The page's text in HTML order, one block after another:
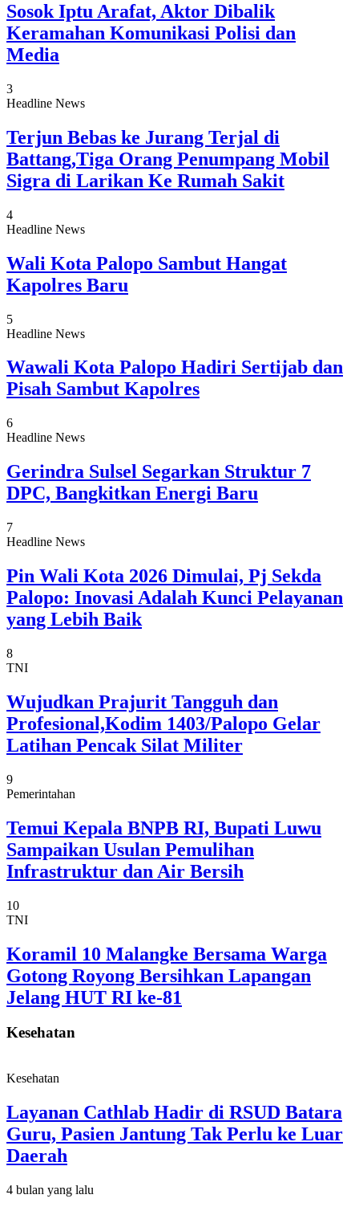
Sosok Iptu Arafat, Aktor Dibalik
Keramahan Komunikasi Polisi dan
Media
3
Headline News
Terjun Bebas ke Jurang Terjal di
Battang,Tiga Orang Penumpang Mobil
Sigra di Larikan Ke Rumah Sakit
4
Headline News
Wali Kota Palopo Sambut Hangat
Kapolres Baru
5
Headline News
Wawali Kota Palopo Hadiri Sertijab dan
Pisah Sambut Kapolres
6
Headline News
Gerindra Sulsel Segarkan Struktur 7
DPC, Bangkitkan Energi Baru
7
Headline News
Pin Wali Kota 2026 Dimulai, Pj Sekda
Palopo: Inovasi Adalah Kunci Pelayanan
yang Lebih Baik
8
TNI
Wujudkan Prajurit Tangguh dan
Profesional,Kodim 1403/Palopo Gelar
Latihan Pencak Silat Militer
9
Pemerintahan
Temui Kepala BNPB RI, Bupati Luwu
Sampaikan Usulan Pemulihan
Infrastruktur dan Air Bersih
10
TNI
Koramil 10 Malangke Bersama Warga
Gotong Royong Bersihkan Lapangan
Jelang HUT RI ke-81
Kesehatan
Kesehatan
Layanan Cathlab Hadir di RSUD Batara
Guru, Pasien Jantung Tak Perlu ke Luar
Daerah
4 bulan yang lalu